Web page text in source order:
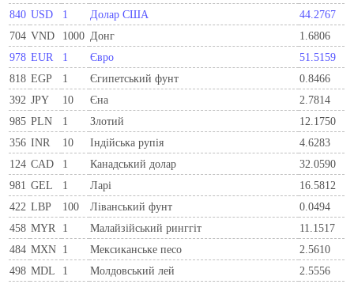
840 USD 1 Долар США
44.2767
704 VND 1000 Донг
1.6806
978 EUR 1 Євро
51.5159
818 EGP 1 Єгипетський фунт
0.8466
392 JPY 10 Єна
2.7814
985 PLN 1 Злотий
12.1750
356 INR 10 Індійська рупія
4.6283
124 CAD 1 Канадський долар
32.0590
981 GEL 1 Ларi
16.5812
422 LBP 100 Ліванський фунт
0.0494
458 MYR 1 Малайзійський ринггіт
11.1517
484 MXN 1 Мексиканське песо
2.5610
498 MDL 1 Молдовський лей
2.5556